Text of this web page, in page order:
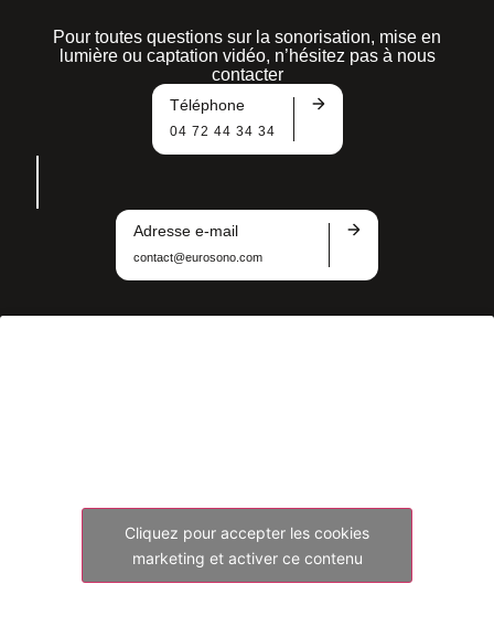
Pour toutes questions sur la sonorisation, mise en
lumière ou captation vidéo, n’hésitez pas à nous
contacter
Téléphone
04 72 44 34 34
Adresse e-mail
contact@eurosono.com
Cliquez pour accepter les cookies
marketing et activer ce contenu